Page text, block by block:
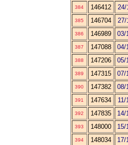
384 146412 24/
385 146704 27/
386 146989 03/
387 147088 04/
388 147206 05/
389 147315 07/
390 147382 08/
391 147634 11/
392 147835 14/
393 148000 15/
394 148034 17/